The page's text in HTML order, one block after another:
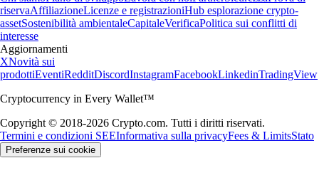
riservaAffiliazioneLicenze e registrazioniHub esplorazione crypto-
assetSostenibilità ambientaleCapitaleVerificaPolitica sui conflitti di
interesse
Aggiornamenti
XNovità sui
prodottiEventiRedditDiscordInstagramFacebookLinkedinTradingView
Cryptocurrency in Every Wallet™
Copyright © 2018-2026 Crypto.com. Tutti i diritti riservati.
Termini e condizioni SEEInformativa sulla privacyFees & LimitsStato
Preferenze sui cookie